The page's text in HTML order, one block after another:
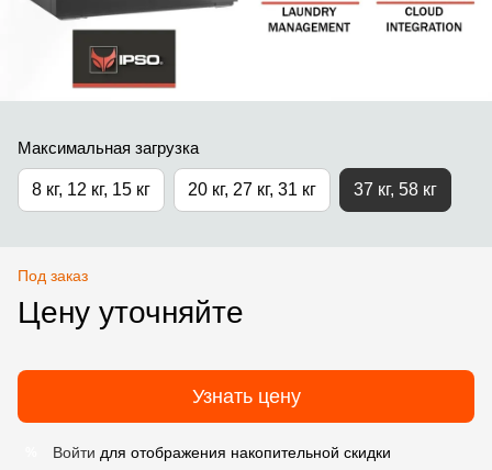
Максимальная загрузка
8 кг, 12 кг, 15 кг 20 кг, 27 кг, 31 кг 37 кг, 58 кг
Под заказ
Цену уточняйте
Узнать цену
Войти для отображения накопительной скидки